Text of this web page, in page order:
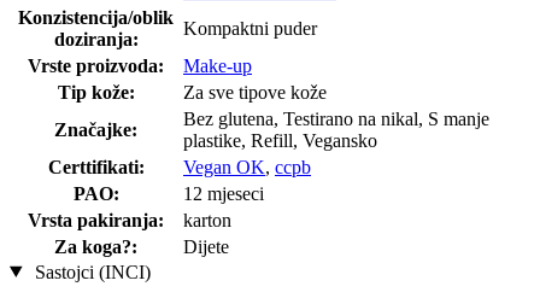
Konzistencija/oblik
doziranja:
Kompaktni puder
Vrste proizvoda:
Make-up
Tip kože:
Za sve tipove kože
Značajke:
Bez glutena, Testirano na nikal, S manje
plastike, Refill, Vegansko
Certtifikati:
Vegan OK, ccpb
PAO:
12 mjeseci
Vrsta pakiranja:
karton
Za koga?:
Dijete
Sastojci (INCI)